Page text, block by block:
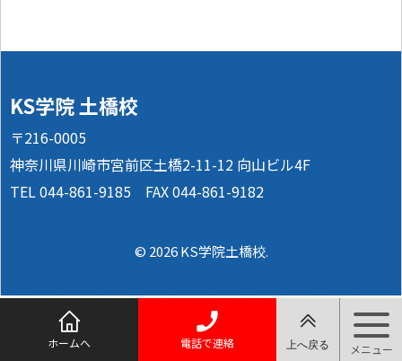
KS学院 土橋校
〒216-0005
神奈川県川崎市宮前区土橋2-11-12 向山ビル4F
TEL 044-861-9185 FAX 044-861-9182
© 2026 KS学院土橋校.
ホームへ 電話で連絡